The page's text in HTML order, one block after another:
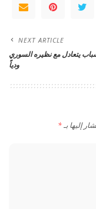
NEXT ARTICLE
يتعادل مع نظيره السوري
ودياً
إليها بـ*